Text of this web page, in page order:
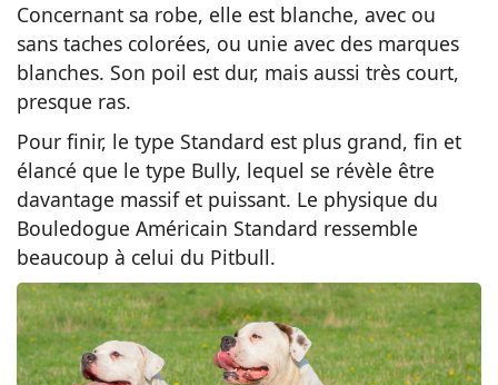
Concernant sa robe, elle est blanche, avec ou
sans taches colorées, ou unie avec des marques
blanches. Son poil est dur, mais aussi très court,
presque ras.
Pour finir, le type Standard est plus grand, fin et
élancé que le type Bully, lequel se révèle être
davantage massif et puissant. Le physique du
Bouledogue Américain Standard ressemble
beaucoup à celui du Pitbull.